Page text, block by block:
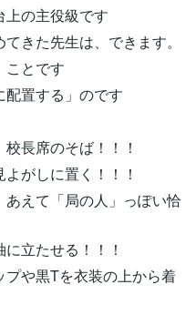
上の主役級です
きた先生は、できます。
ことです
置する」のです
長席のそば！！！
がしに置く！！！
えて「局の人」っぽい恰
立たせる！！！
や黒Tを衣装の上から着